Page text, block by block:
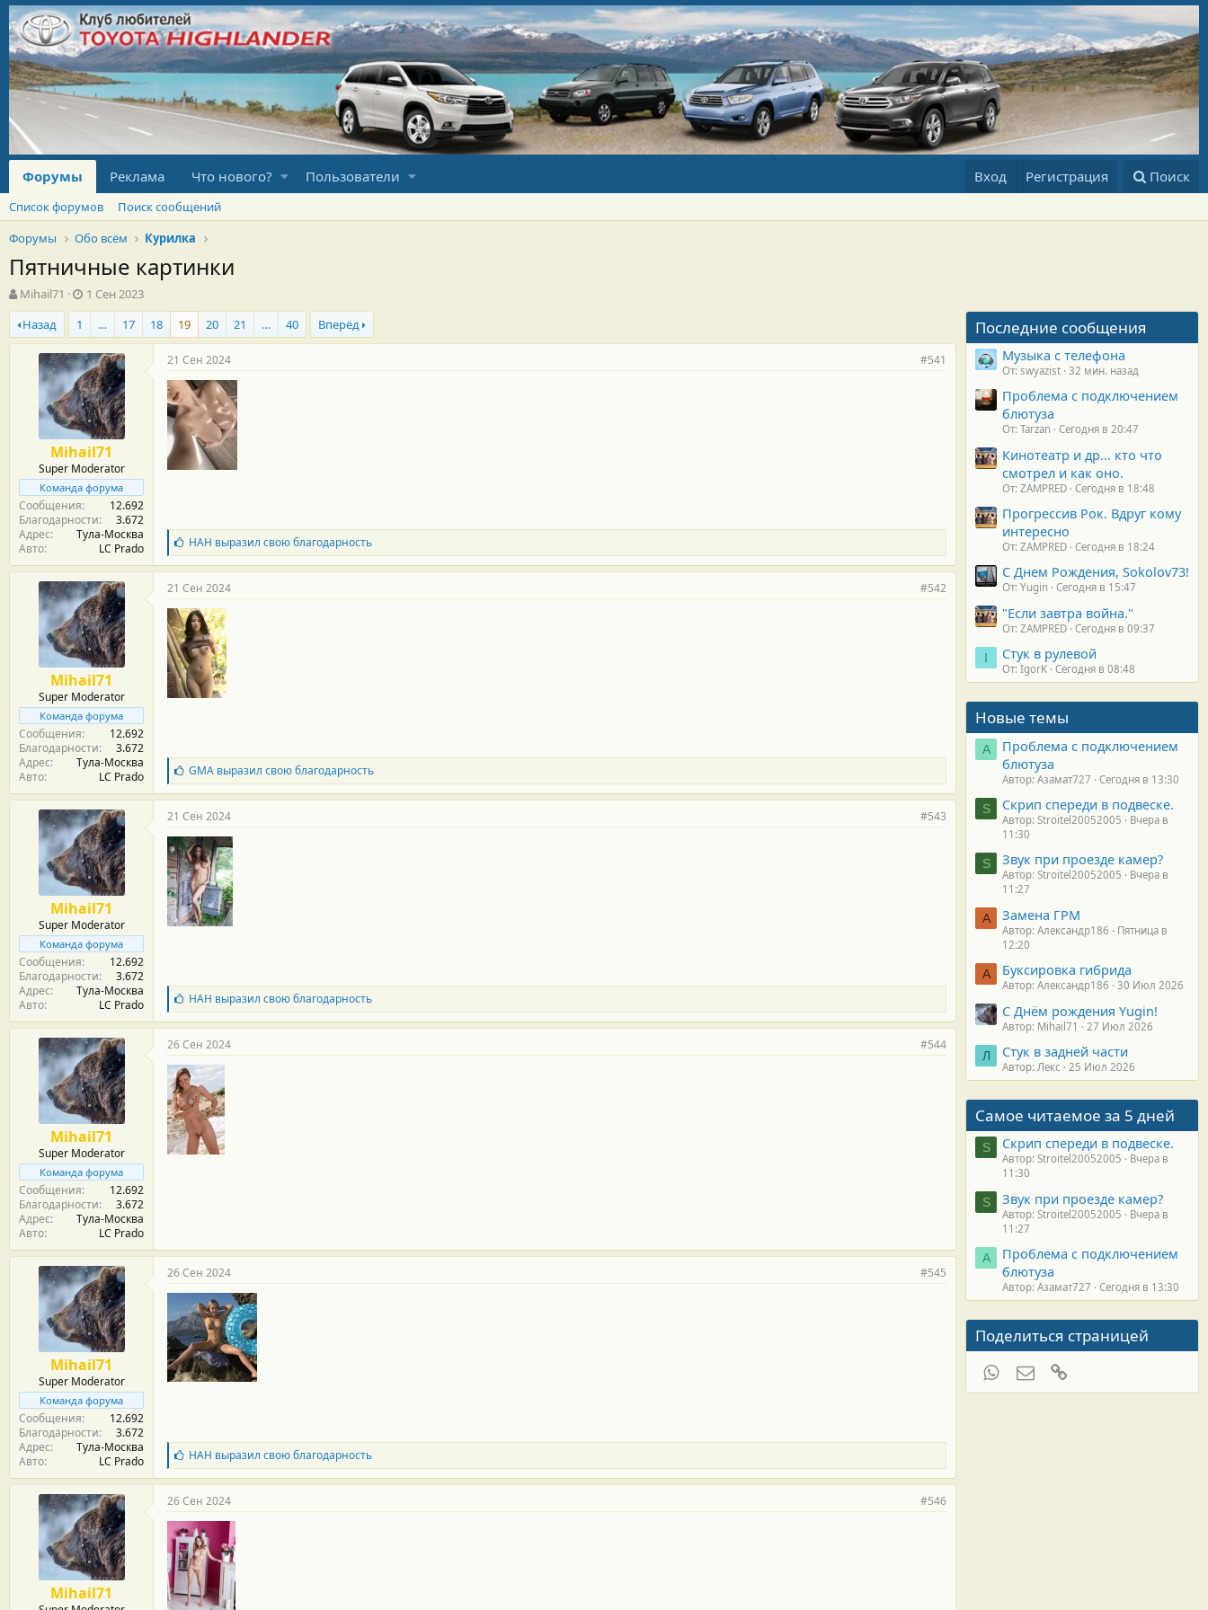
Форумы Реклама Что нового? Пользователи Вход Регистрация Поиск
Список форумов
Поиск сообщений
Форумы
Обо всём Курилка
Пятничные картинки
А
в
т
о
Mihail71
Д
а
а
н
а
ч
а
л
а
1 Сен 2023
Назад
1 … 17 18 19 20 21 … 40 Вперёд
Mihail71
Super Moderator
Команда форума
Сообщения
12.692
Благодарности
3.672
Адрес
Тула-Москва
Авто
LC Prado
21 Сен 2024 #541
Б
л
а
г
о
д
а
р
н
о
с
т
НАН выразил свою благодарность
Mihail71
Super Moderator
Команда форума
Сообщения
12.692
Благодарности
3.672
Адрес
Тула-Москва
Авто
LC Prado
21 Сен 2024 #542
Б
л
а
г
о
д
а
р
н
о
с
т
GMAвыразил свою благодарность
Mihail71
Super Moderator
Команда форума
Сообщения
12.692
Благодарности
3.672
Адрес
Тула-Москва
Авто
LC Prado
21 Сен 2024 #543
Б
л
а
г
о
д
а
р
н
о
с
т
НАН выразил свою благодарность
Mihail71
Super Moderator
Команда форума
Сообщения
12.692
Благодарности
3.672
Адрес
Тула-Москва
Авто
LC Prado
26 Сен 2024 #544
Mihail71
Super Moderator
Команда форума
Сообщения
12.692
Благодарности
3.672
Адрес
Тула-Москва
Авто
LC Prado
26 Сен 2024 #545
Б
л
а
г
о
д
а
р
н
о
с
НАН выразил свою благодарность
Mihail71
26 Сен 2024 #546
Последние сообщения
Музыка с телефона
От: swyazist 32 мин. назад
Проблема с подключением
блютуза
От: Tarzan Сегодня в 20:47
Кинотеатр и др... кто что
смотрел и как оно.
От: ZAMPRED Сегодня в 18:48
Прогрессив Рок. Вдруг кому
интересно
От: ZAMPRED Сегодня в 18:24
С Днем Рождения, Sokolov73!
От: Yugin Сегодня в 15:47
"Если завтра война."
От: ZAMPRED Сегодня в 09:37
I Стук в рулевой
От: IgorK Сегодня в 08:48
Новые темы
А
Проблема с подключением
блютуза
Автор: Азамат727 Сегодня в 13:30
S Скрип спереди в подвеске.
Автор: Stroitel20052005
Вчера в
11:30
S Звук при проезде камер?
Автор: Stroitel20052005
Вчера в
11:27
А Замена ГРМ
Автор: Александр186
Пятница в
12:20
А Буксировка гибрида
Автор: Александр186 30 Июл 2026
С Днём рождения Yugin!
Автор: Mihail71 27 Июл 2026
Л Стук в задней части
Автор: Лекс 25 Июл 2026
Самое читаемое за 5 дней
S Скрип спереди в подвеске.
Автор: Stroitel20052005
Вчера в
11:30
S Звук при проезде камер?
Автор: Stroitel20052005
Вчера в
11:27
А
Проблема с подключением
блютуза
Автор: Азамат727 Сегодня в 13:30
Поделиться страницей
WhatsAppЭлектронная почта